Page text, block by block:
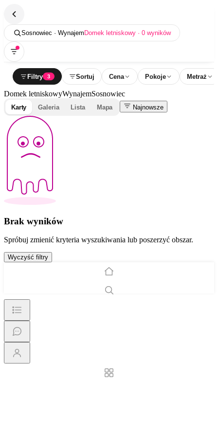
Sosnowiec · Wynajem Domek letniskowy · 0 wyników
Filtry 3 Sortuj Cena Pokoje Metraż
Domek letniskowyWynajemSosnowiec
Karty Galeria Lista Mapa Najnowsze
Brak wyników
Spróbuj zmienić kryteria wyszukiwania lub poszerzyć obszar.
Wyczyść filtry